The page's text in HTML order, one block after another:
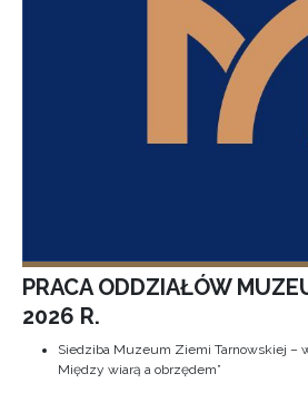
PRACA ODDZIAŁÓW
2026 R.
Siedziba Muzeum Ziemi Tarnowskiej –
Między wiarą a obrzędem”